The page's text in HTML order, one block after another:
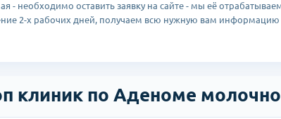
- необходимо оставить заявку на сайте - мы её
2-х рабочих дней, получаем всю нужную вам информацию
клиник по Аденоме